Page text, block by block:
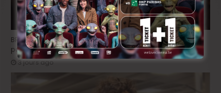
BRIFF Express: Tom Adjibi et Adéola Hawna, « Ceci n’est
pas un film français ».
3 jours ago